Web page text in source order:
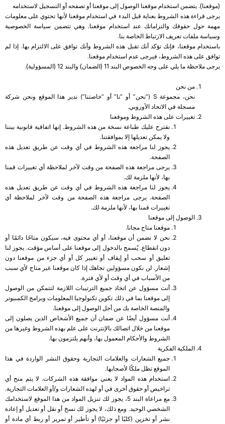
(موقعنا). يتضمن استخدام موقعنا الوصول إلى موقعنا أو تصفحه أو التسجيل لاستخدامه
يرجى قراءة هذه الشروط بعناية قبل البدء في استخدام موقعنا لأنها تحتوي على معلومات
مهمة حول حقوقك والتزاماتك عند استخدام موقعنا. وهي تتضمن سياسة الخصوصية
وسياسة ملفات تعريف الارتباط الخاصة بنا.
باستخدام موقعنا، فإنك تؤكد أنك تقبل هذه الشروط وأنك توافق على الالتزام بها. إذا لم
توافق على هذه الشروط، فيرجى عدم استخدام موقعنا.
يرجى ملاحظة ما يلي على وجه الخصوص البند 11 (الضمان) والبند 12 (المسؤولية).
من نحن
نحن، مجموعة S (“نحن” أو “نا” أو “خاصتنا”) ندير هذا الموقع ونحن شركة
مسجلة في الاتحاد الأوروبي.
تغييرات على هذه الشروط وموقعنا
نقترح عليك طباعة نسخة من هذه الشروط. إنها اتفاقية قانونية بيننا
ولا يمكن تعديلها إلا بموافقتنا.
يجوز لنا مراجعة هذه الشروط في أي وقت عن طريق تعديل هذه
الصفحة.
يرجى مراجعة هذه الصفحة من وقت لآخر لملاحظة أي تغييرات قمنا
بها، لأنها ملزمة لك.
يجوز لنا مراجعة هذه الشروط في أي وقت عن طريق تعديل هذه
الصفحة. يرجى مراجعة هذه الصفحة من وقت لآخر لملاحظة أي
تغييرات قمنا بها، لأنها ملزمة لك.
الوصول إلى موقعنا
موقعنا متاح مجانا.
نحن لا نضمن أن موقعنا، أو أي محتوى فيه، سيكون متاحًا دائمًا أو
دون انقطاع. يُسمح بالدخول إلى موقعنا على أساس مؤقت. يجوز لنا
تعليق أو سحب أو إيقاف أو تغيير كل أو أي جزء من موقعنا دون
إشعار. لن نكون مسؤولين تجاهك إذا كان موقعنا غير متاح لأي سبب
من الأسباب في أي وقت أو لأي فترة.
أنت مسؤول عن اتخاذ جميع الترتيبات اللازمة لتتمكن من الوصول
إلى موقعنا بما في ذلك تكوين تكنولوجيا المعلومات وبرامج الكمبيوتر
والمنصة الخاصة بك من أجل الوصول إلى موقعنا.
أنت مسؤول أيضًا عن ضمان أن جميع الأشخاص الذين يصلون إلى
موقعنا من خلال اتصالك بالإنترنت على علم بهذه الشروط وغيرها من
الشروط والأحكام المعمول بها، وأنهم يلتزمون بها.
الملكية الفكرية
جميع الشعارات والعلامات التجارية وحقوق النشر الواردة في هذا
الموقع تظل ملكًا لأصحابها.
استخدام هذه المواد لا يعني موافقة هذه الشركات. لا يتم منح أي
تراخيص أو حقوق أخرى في أو لهذه الشعارات و/أو العلامات التجارية.
مع مراعاة البند 5، يجوز لك تنزيل المواد من هذا الموقع لاستخدامك
الشخصي الوحيد. ومع ذلك، لا يجوز لك نسخ أو نقل أو تعديل أو إعادة
نشر أو تخزين (كليًا أو جزئيًا) أو تأطير أو تمرير أو ربط أي مادة أو